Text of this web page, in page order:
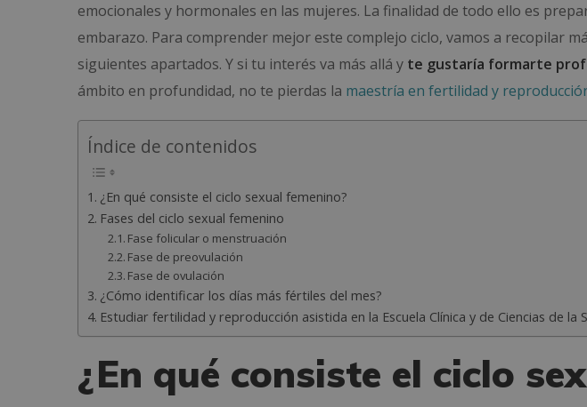
emocionales y hormonales en las mujeres. La finalidad de todo ello es
embarazo. Para comprender mejor este complejo ciclo, vamos a recopilar
siguientes apartados. Y si tu interés va más allá y te gustaría formarte
ámbito en profundidad, no te pierdas la maestría en fertilidad y
Índice de contenidos
¿En qué consiste el ciclo sexual femenino?
Fases del ciclo sexual femenino
Fase folicular o menstruación
Fase de preovulación
Fase de ovulación
¿Cómo identificar los días más fértiles del mes?
Estudiar fertilidad y reproducción asistida en la Escuela Clínica y de Ciencias de la
¿En qué consiste el ciclo